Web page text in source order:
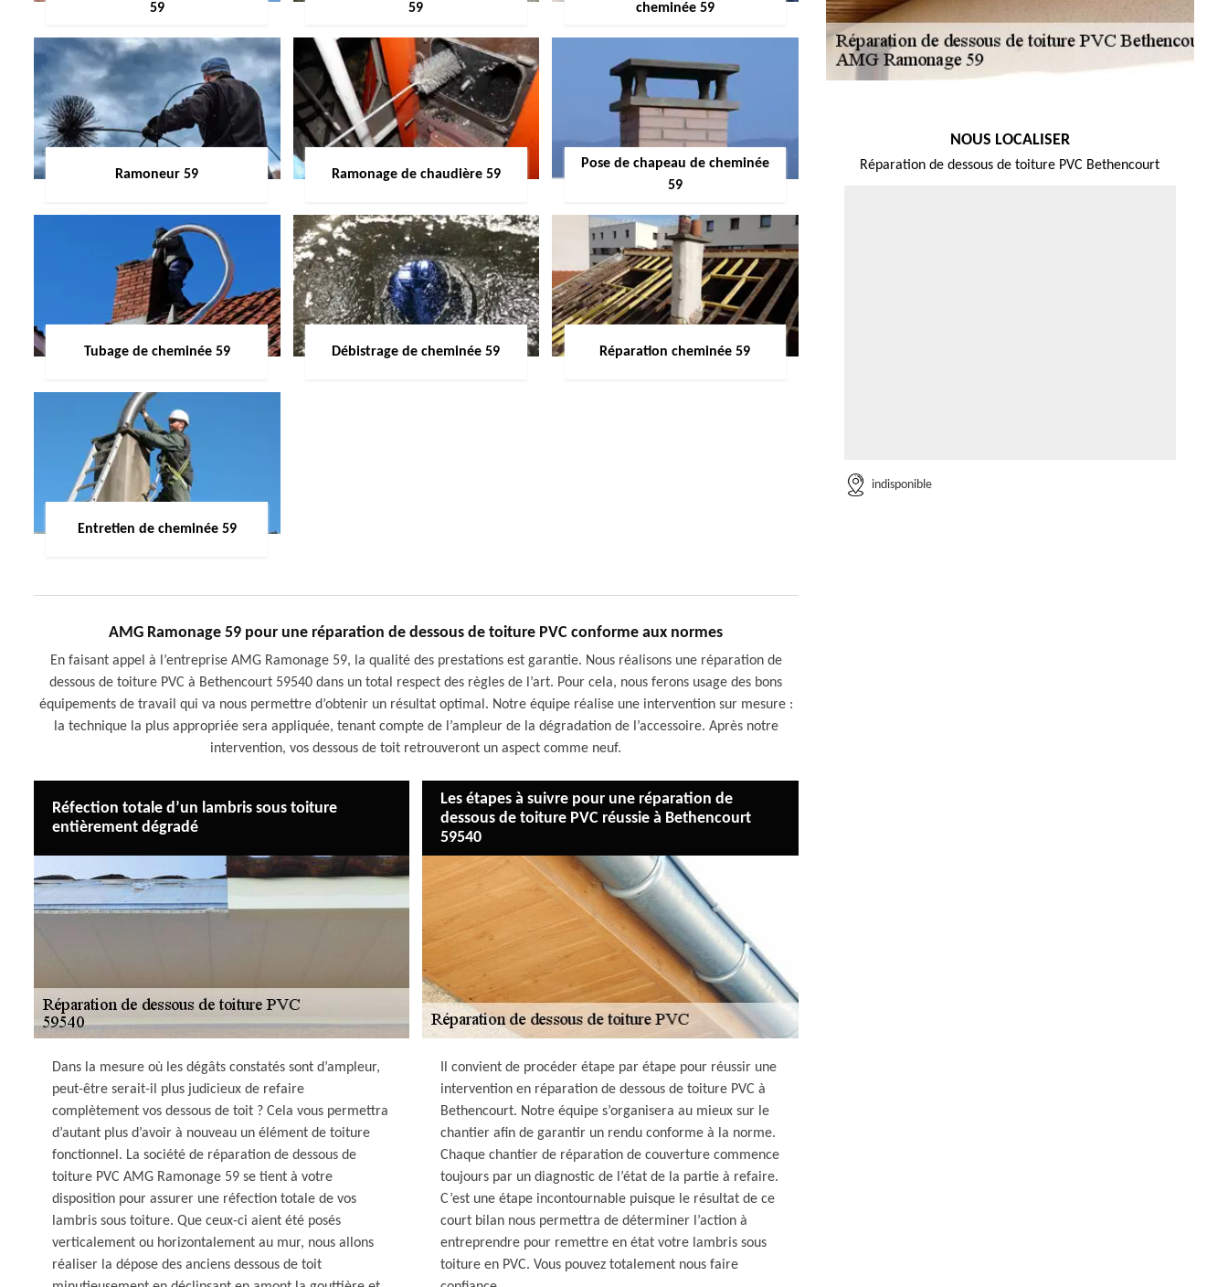
59
59
cheminée 59
Ramoneur 59 Ramonage de chaudière 59
Pose de chapeau de cheminée
59
Tubage de cheminée 59 Débistrage de cheminée 59 Réparation cheminée 59
Entretien de cheminée 59
AMG Ramonage 59 pour une réparation de dessous de toiture PVC conforme aux normes
En faisant appel à l’entreprise AMG Ramonage 59, la qualité des prestations est garantie. Nous réalisons une réparation de
dessous de toiture PVC à Bethencourt 59540 dans un total respect des règles de l’art. Pour cela, nous ferons usage des bons
équipements de travail qui va nous permettre d’obtenir un résultat optimal. Notre équipe réalise une intervention sur mesure :
la technique la plus appropriée sera appliquée, tenant compte de l’ampleur de la dégradation de l’accessoire. Après notre
intervention, vos dessous de toit retrouveront un aspect comme neuf.
Réfection totale d’un lambris sous toiture
entièrement dégradé
Dans la mesure où les dégâts constatés sont d’ampleur,
peut-être serait-il plus judicieux de refaire
complètement vos dessous de toit ? Cela vous permettra
d’autant plus d’avoir à nouveau un élément de toiture
fonctionnel. La société de réparation de dessous de
toiture PVC AMG Ramonage 59 se tient à votre
disposition pour assurer une réfection totale de vos
lambris sous toiture. Que ceux-ci aient été posés
verticalement ou horizontalement au mur, nous allons
réaliser la dépose des anciens dessous de toit
Les étapes à suivre pour une réparation de
dessous de toiture PVC réussie à Bethencourt
59540
Il convient de procéder étape par étape pour réussir une
intervention en réparation de dessous de toiture PVC à
Bethencourt. Notre équipe s’organisera au mieux sur le
chantier afin de garantir un rendu conforme à la norme.
Chaque chantier de réparation de couverture commence
toujours par un diagnostic de l’état de la partie à refaire.
C’est une étape incontournable puisque le résultat de ce
court bilan nous permettra de déterminer l’action à
entreprendre pour remettre en état votre lambris sous
toiture en PVC. Vous pouvez totalement nous faire
NOUS LOCALISER
Réparation de dessous de toiture PVC Bethencourt
indisponible